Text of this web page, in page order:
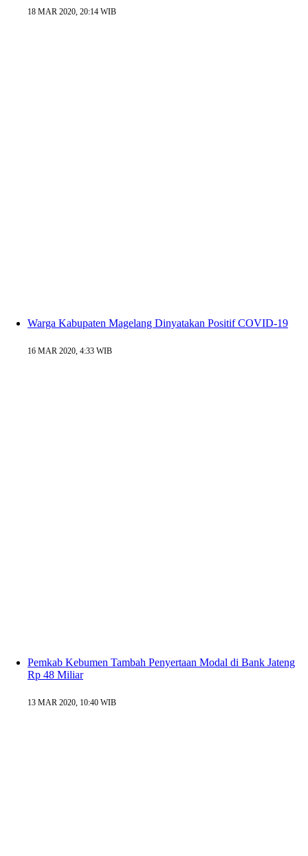
18 MAR 2020, 20:14 WIB
Warga Kabupaten Magelang Dinyatakan Positif COVID-19
16 MAR 2020, 4:33 WIB
Pemkab Kebumen Tambah Penyertaan Modal di Bank Jateng
Rp 48 Miliar
13 MAR 2020, 10:40 WIB